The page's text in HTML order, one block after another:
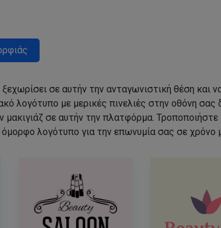
σε αυτήν την ανταγωνιστική θέση και
λογότυπο με μερικές πινελιές στην οθόνη σας
σε αυτήν την πλατφόρμα.
όμορφο λογότυπο για την επωνυμία σας σε χρόνο